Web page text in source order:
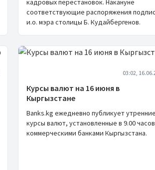
кадровых перестановок. Накануне
соответствующие распоряжения
и.о. мэра столицы Б. Кудайбергенов.
03:02,
Курсы валют на 16 июня в
Кыргызстане
Banks.kg ежедневно публикует утренние
курсы валют, установленные в 9.00 часов
коммерческими банками Кыргызстана.